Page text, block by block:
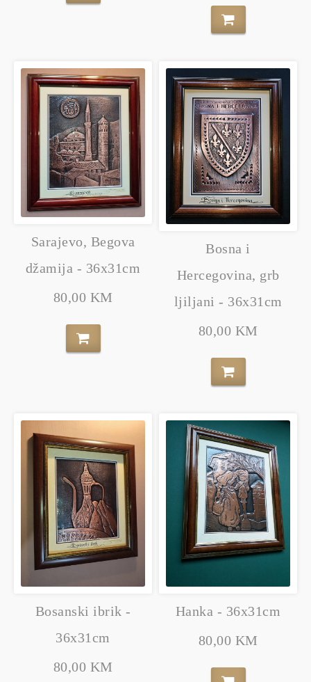
Sarajevo, Begova
džamija - 36x31cm
80,00 KM
Bosna i
Hercegovina, grb
ljiljani - 36x31cm
80,00 KM
Bosanski ibrik -
36x31cm
80,00 KM
Hanka - 36x31cm
80,00 KM